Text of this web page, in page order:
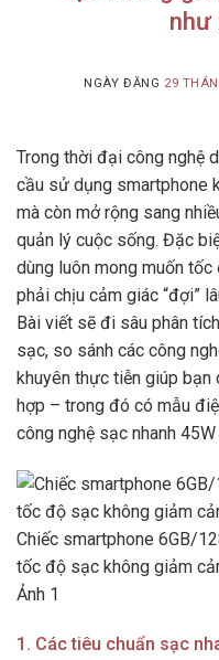
như
NGÀY ĐĂNG 29
Trong thời đại công nghệ
cầu sử dụng smartphone
mà còn mở rộng sang
quản lý cuộc sống. Đặc
dùng luôn mong muốn
phải chịu cảm giác “đợi”
Bài viết sẽ đi sâu phân
sạc, so sánh các công
khuyên thực tiễn giúp
hợp – trong đó có mẫu
công nghệ sạc nhanh
Chiếc smartphone 6GB/
tốc độ sạc không giảm
Ảnh 1
1. Các tiêu chuẩn sạc